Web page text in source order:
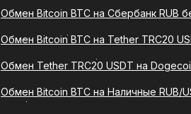
Что такое обмен Usdt
Обмен USDTBEP20 на Сбербанк
Bep20) на указанный сервисом
Такой формат подходит тем,
действий.
Обмен Bitcoin BTC на Сбербанк RUB
Обмен Bitcoin BTC на Tether TRC20
Обмен Tether TRC20 USDT на
Обмен Bitcoin BTC на Наличные RUB/